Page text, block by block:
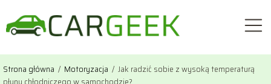
Strona główna / Motoryzacja / Jak radzić sobie z wysoką temperaturą